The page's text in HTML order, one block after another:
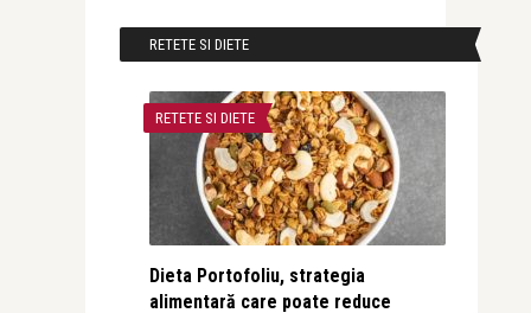
RETETE SI DIETE
RETETE SI DIETE
Dieta Portofoliu, strategia
alimentară care poate reduce